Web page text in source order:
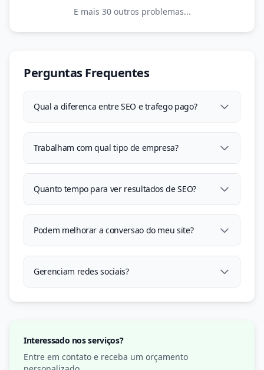
E mais 30 outros problemas...
Perguntas Frequentes
Qual a diferenca entre SEO e trafego pago?
Trabalham com qual tipo de empresa?
Quanto tempo para ver resultados de SEO?
Podem melhorar a conversao do meu site?
Gerenciam redes sociais?
Interessado nos serviços?
Entre em contato e receba um orçamento